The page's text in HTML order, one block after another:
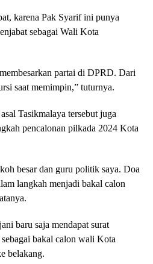
karena Pak Syarif ini punya
sebagai Wali Kota
partai di DPRD. Dari
saat memimpin,” tuturnya.
Tasikmalaya tersebut juga
pencalonan pilkada 2024 Kota
besar dan guru politik saya. Doa
langkah menjadi bakal calon
baru saja mendapat surat
bakal calon wali Kota
belakang.